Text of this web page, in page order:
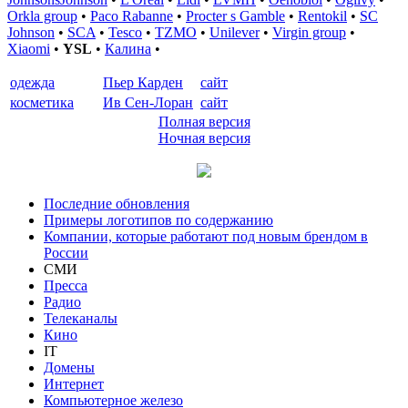
Orkla group • Paco Rabanne • Procter s Gamble • Rentokil • SC
Johnson • SCA • Tesco • TZMO • Unilever• Virgin group •
Xiaomi • YSL • Калина •
одежда Пьер Карден
сайт
косметика
Ив Сен-Лоран сайт
Полная версия
Ночная версия
Последние обновления
Примеры логотипов по содержанию
Компании, которые работают под новым брендом в
России
СМИ
Пресса
Радио
Телеканалы
Кино
IT
Домены
Интернет
Компьютерное железо